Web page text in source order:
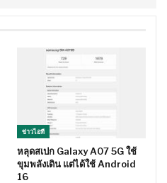
ข่าวไอที
หลุดสเปก Galaxy A07 5G ใช้
ขุมพลังเดิน แต่ได้ใช้ Android
16